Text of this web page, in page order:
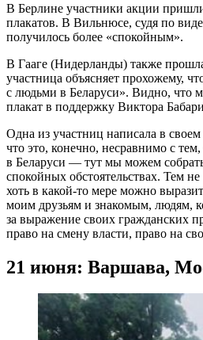
В Берлине участники акции
плакатов. В Вильнюсе, судя по
получилось более «спокойным».
В Гааге (Нидерланды) также
участница объясняет прохожему,
с людьми в Беларуси». Видно, что
плакат в поддержку Виктора
Одна из участниц написала в
что это, конечно, несравнимо с
в Беларуси — тут мы можем
спокойных обстоятельствах. Тем
хоть в какой-то мере можно
моим друзьям и знакомым, людям,
за выражение своих гражданских
право на смену власти, право на
21 июня: Варшава,